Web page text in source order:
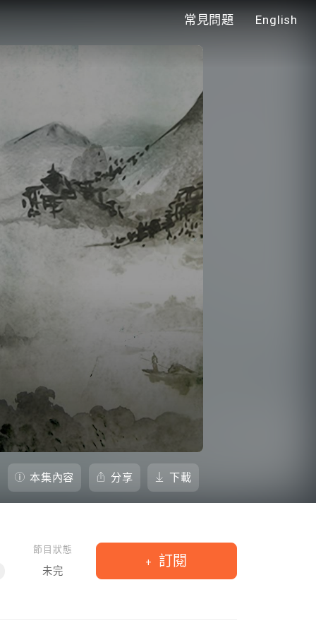
常見問題 English
本集內容 分享 下載
節目狀態
未完
訂閱